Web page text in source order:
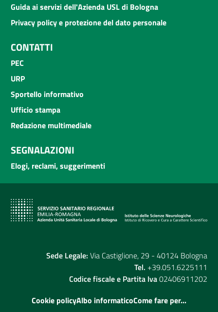
Guida ai servizi dell'Azienda USL di Bologna
Privacy policy e protezione del dato personale
CONTATTI
PEC
URP
Sportello informativo
Ufficio stampa
Redazione multimediale
SEGNALAZIONI
Elogi, reclami, suggerimenti
Sede Legale: Via Castiglione, 29 - 40124 Bologna
Tel. +39.051.6225111
Codice fiscale e Partita Iva02406911202
Cookie policyAlbo informaticoCome fare per...